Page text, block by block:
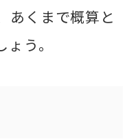
あくまで概算と
う。